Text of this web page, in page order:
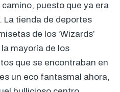
puesto que ya era
La tienda de deportes
de los ‘Wizards’
mayoría de los
que se encontraban en
un eco fantasmal ahora,